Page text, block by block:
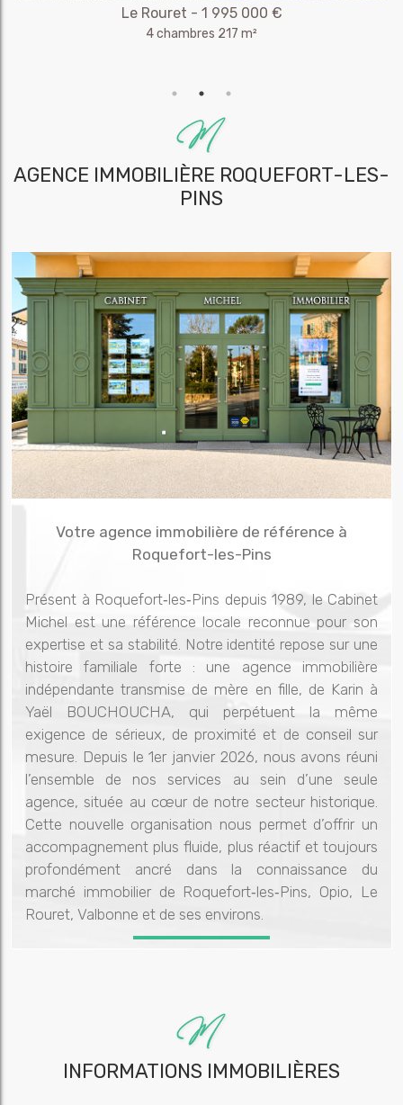
Le Rouret - 1 995 000 €
4 chambres 217 m²
AGENCE IMMOBILIÈRE ROQUEFORT-LES-
PINS
Votre agence immobilière de référence à
Roquefort-les-Pins
Présent à Roquefort‑les‑Pins depuis 1989, le Cabinet
Michel est une référence locale reconnue pour son
expertise et sa stabilité. Notre identité repose sur une
histoire familiale forte : une agence immobilière
indépendante transmise de mère en fille, de Karin à
Yaël BOUCHOUCHA, qui perpétuent la même
exigence de sérieux, de proximité et de conseil sur
mesure. Depuis le 1er janvier 2026, nous avons réuni
l’ensemble de nos services au sein d’une seule
agence, située au cœur de notre secteur historique.
Cette nouvelle organisation nous permet d’offrir un
accompagnement plus fluide, plus réactif et toujours
profondément ancré dans la connaissance du
marché immobilier de Roquefort‑les‑Pins, Opio, Le
Rouret, Valbonne et de ses environs.
INFORMATIONS IMMOBILIÈRES